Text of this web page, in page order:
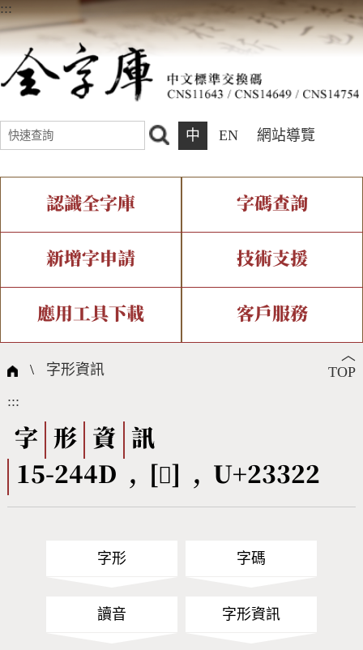
:::
中 EN 網站導覽
認識全字庫
全字庫介紹 全字庫現況
中文碼介紹 專有名詞介紹
國際字碼相關組織
字碼查詢
IDS查詢 部件查詢
複合查詢 注音查詢
筆畫查詢
筆順序查詢
CNS查詢 Unicode查詢
新增字申請
新字申請處理流程
技術支援
字形即時顯示 造字解決方案
全字庫授權 轉碼Web Service
應用工具下載
個人電腦造字處理工具
字形下載
客戶服務
問題集
熱門查詢統計
︿
TOP
\ 字形資訊
:::
字 形 資
訊
15-244D , [𣌢] , U+23322
字形 字碼
讀音 字形資訊